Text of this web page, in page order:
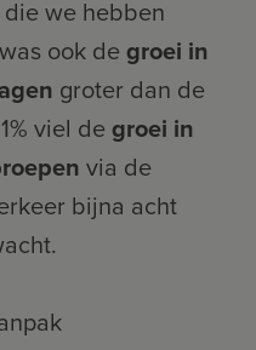
we hebben
ook degroei in
groter dan de
viel degroei in
via de
bijna acht